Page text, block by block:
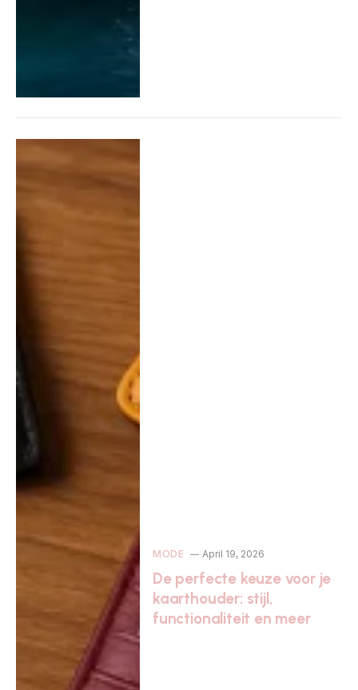
MODE April 19, 2026
De perfecte keuze voor je
kaarthouder: stijl,
functionaliteit en meer